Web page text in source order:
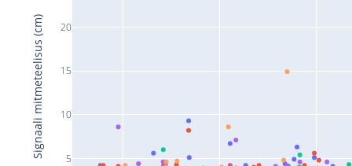
5
10
15
20
Signaali mitmeteelisus (cm)